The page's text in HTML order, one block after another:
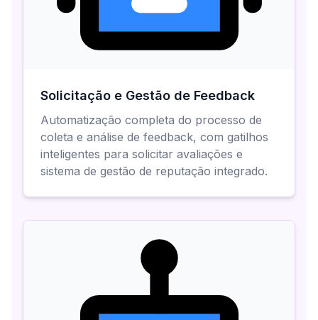
Solicitação e Gestão de Feedback
Automatização completa do processo de
coleta e análise de feedback, com gatilhos
inteligentes para solicitar avaliações e
sistema de gestão de reputação integrado.